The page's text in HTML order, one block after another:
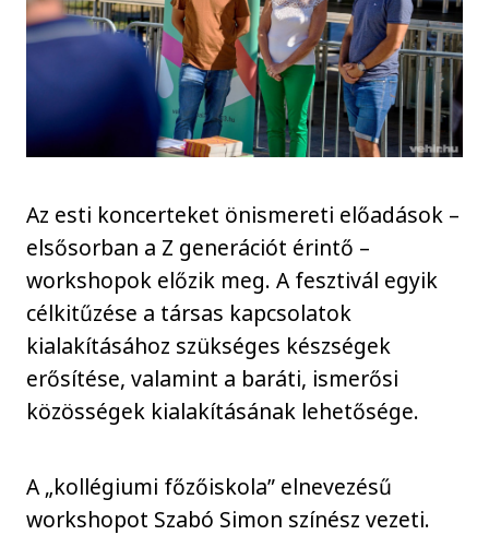
Az esti koncerteket önismereti előadások –
elsősorban a Z generációt érintő –
workshopok előzik meg. A fesztivál egyik
célkitűzése a társas kapcsolatok
kialakításához szükséges készségek
erősítése, valamint a baráti, ismerősi
közösségek kialakításának lehetősége.
A „kollégiumi főzőiskola” elnevezésű
workshopot Szabó Simon színész vezeti.